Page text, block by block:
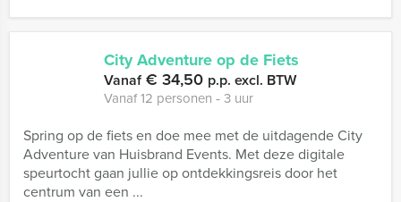
City Adventure op de Fiets
Vanaf€ 34,50 p.p. excl. BTW
Vanaf 12 personen ‐ 3 uur
Spring op de fiets en doe mee met de uitdagende City
Adventure van Huisbrand Events. Met deze digitale
speurtocht gaan jullie op ontdekkingsreis door het
centrum van een ...